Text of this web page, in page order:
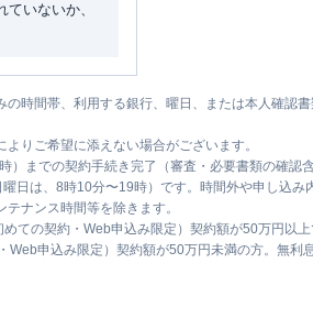
いないか、
時間帯、利用する銀行、曜日、または本人確認
りご希望に添えない場合がございます。
）までの契約手続き完了（審査・必要書類の確認
日は、8時10分〜19時）です。時間外や申し込み
ナンス時間等を除きます。
ての契約・Web申込み限定）契約額が50万円以
申込み限定）契約額が50万円未満の方。無利